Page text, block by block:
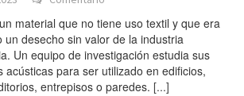
material que no tiene uso textil y que era
un desecho sin valor de la industria
Un equipo de investigación estudia sus
acústicas para ser utilizado en edificios,
entrepisos o paredes. [...]